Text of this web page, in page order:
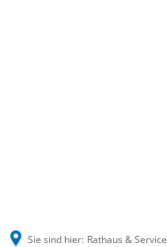
Sie sind hier: Rathaus & Service